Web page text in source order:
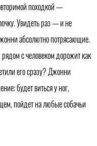
походкой —
Увидеть раз — и не
абсолютно потрясающие.
с человеком дорожит как
его сразу? Джонни
будет виться у ног,
пойдет на любые собачьи